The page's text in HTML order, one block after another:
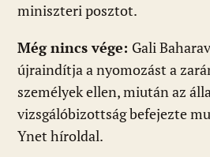
miniszteri posztot.
Még nincs vége: Gali
újraindítja a nyomozást a
személyek ellen, miután az
vizsgálóbizottság befejezte
Ynet híroldal.